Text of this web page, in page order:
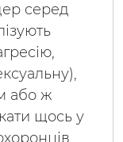
серед
або ж
щось у